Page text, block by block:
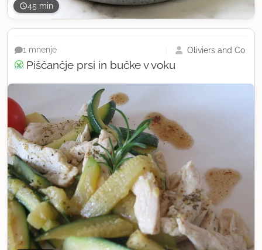
45 min
Piščančje prsi in bučke v voku
1 mnenje Oliviers and Co